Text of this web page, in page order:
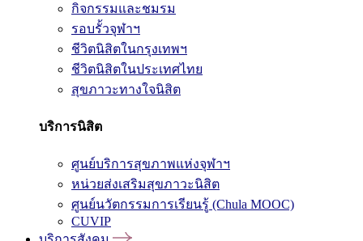
กิจกรรมและชมรม
รอบรั้วจุฬาฯ
ชีวิตนิสิตในกรุงเทพฯ
ชีวิตนิสิตในประเทศไทย
สุขภาวะทางใจนิสิต
บริการนิสิต
ศูนย์บริการสุขภาพแห่งจุฬาฯ
หน่วยส่งเสริมสุขภาวะนิสิต
ศูนย์นวัตกรรมการเรียนรู้ (Chula MOOC)
CUVIP